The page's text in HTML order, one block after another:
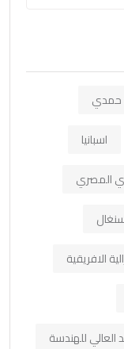
حمدي
اسبانيا
المصري
الافريقية
العالي للهندسة